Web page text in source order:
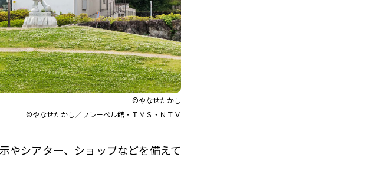
©やなせたかし
©やなせたかし／フレーベル館・ＴＭＳ・ＮＴＶ
やシアター、ショップなどを備えて